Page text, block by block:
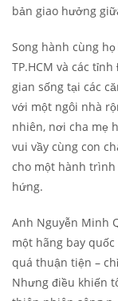
bản giao hưởng
Song hành cùng
TP.HCM và các
gian sống tại các
với một ngôi nhà
nhiên, nơi cha mẹ
vui vầy cùng con
cho một hành trình
hứng.
Anh Nguyễn Minh
một hãng bay
quá thuận tiện –
Nhưng điều khiến